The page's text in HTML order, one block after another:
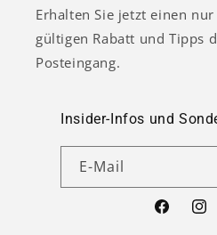
Erhalten Sie jetzt einen
gültigen Rabatt und Tipps
Posteingang.
Insider-Infos und
E-Mail
Facebook